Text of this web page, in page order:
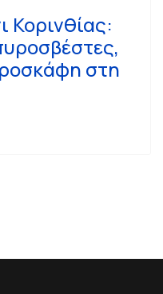
Κορινθίας:
στη